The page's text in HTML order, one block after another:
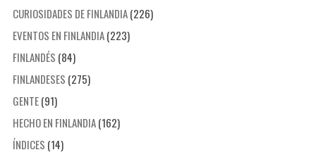
CURIOSIDADES DE FINLANDIA(226)
EVENTOS EN FINLANDIA(223)
FINLANDÉS (84)
FINLANDESES (275)
GENTE(91)
HECHO EN FINLANDIA(162)
ÍNDICES (14)